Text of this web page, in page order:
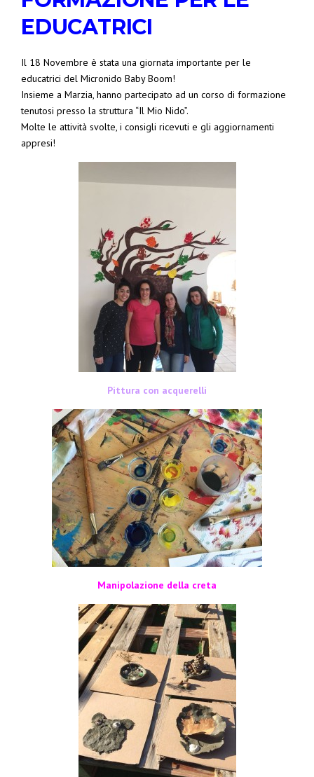
EDUCATRICI
Il 18 Novembre è stata una giornata importante per le
educatrici del Micronido Baby Boom!
Insieme a Marzia, hanno partecipato ad un corso di formazione
tenutosi presso la struttura “Il Mio Nido”.
Molte le attività svolte, i consigli ricevuti e gli aggiornamenti
appresi!
Pittura con acquerelli
Manipolazione della creta